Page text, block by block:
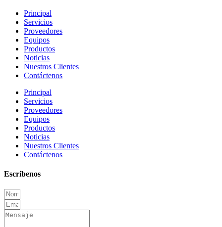
Principal
Servicios
Proveedores
Equipos
Productos
Noticias
Nuestros Clientes
Contáctenos
Principal
Servicios
Proveedores
Equipos
Productos
Noticias
Nuestros Clientes
Contáctenos
Escribenos